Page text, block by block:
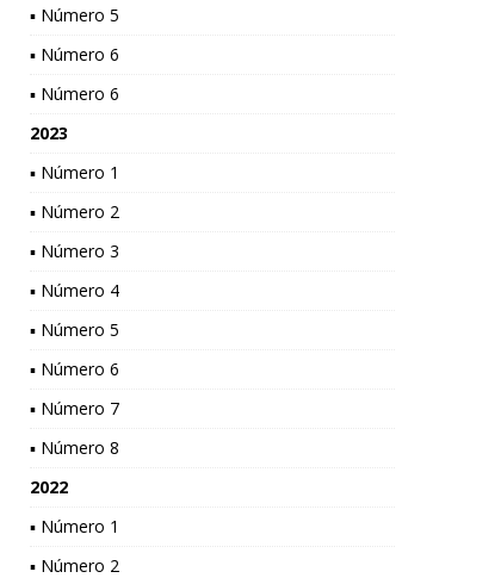
▪ Número 5
▪ Número 6
▪ Número 6
2023
▪ Número 1
▪ Número 2
▪ Número 3
▪ Número 4
▪ Número 5
▪ Número 6
▪ Número 7
▪ Número 8
2022
▪ Número 1
▪ Número 2